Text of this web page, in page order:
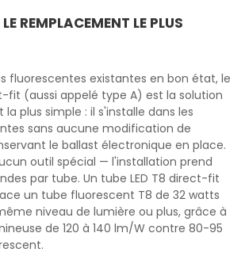
REMPLACEMENT LE PLUS
fluorescentes existantes en bon état, le
fit (aussi appelé type A) est la solution
plus simple : il s'installe dans les
sans aucune modification de
le ballast électronique en place.
outil spécial — l'installation prend
par tube. Un tube LED T8 direct-fit
un tube fluorescent T8 de 32 watts
niveau de lumière ou plus, grâce à
de 120 à 140 lm/W contre 80-95